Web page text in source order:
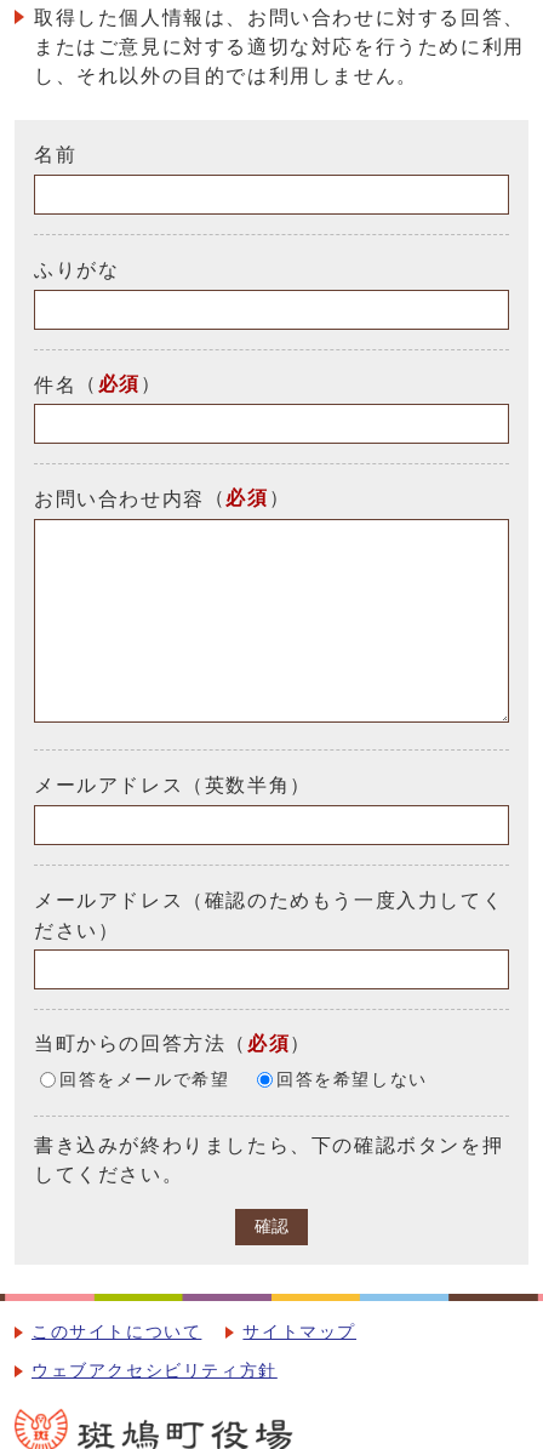
取得した個人情報は、お問い合わせに対する回答、
またはご意見に対する適切な対応を行うために利用
し、それ以外の目的では利用しません。
名前
ふりがな
件名 （ 必須 ）
お問い合わせ内容 （ 必須 ）
メールアドレス（英数半角）
メールアドレス（確認のためもう一度入力してく
ださい）
当町からの回答方法 （ 必須）
回答をメールで希望 回答を希望しない
書き込みが終わりましたら、下の確認ボタンを押
してください。
確認
このサイトについて サイトマップ
ウェブアクセシビリティ方針